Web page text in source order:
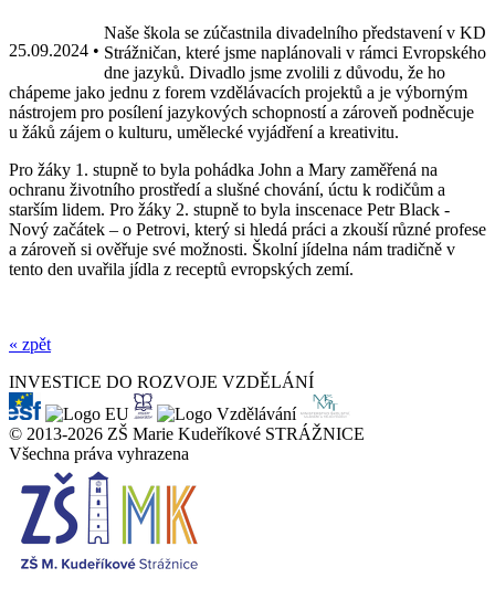
25.09.2024 •
Naše škola se zúčastnila divadelního představení v KD
Strážničan, které jsme naplánovali v rámci Evropského
dne jazyků. Divadlo jsme zvolili z důvodu, že ho
chápeme jako jednu z forem vzdělávacích projektů a je výborným
nástrojem pro posílení jazykových schopností a zároveň podněcuje
u žáků zájem o kulturu, umělecké vyjádření a kreativitu.
Pro žáky 1. stupně to byla pohádka John a Mary zaměřená na
ochranu životního prostředí a slušné chování, úctu k rodičům a
starším lidem. Pro žáky 2. stupně to byla inscenace Petr Black -
Nový začátek – o Petrovi, který si hledá práci a zkouší různé profese
a zároveň si ověřuje své možnosti. Školní jídelna nám tradičně v
tento den uvařila jídla z receptů evropských zemí.
« zpět
INVESTICE DO ROZVOJE VZDĚLÁNÍ
© 2013-2026 ZŠ Marie Kudeříkové STRÁŽNICE
Všechna práva vyhrazena